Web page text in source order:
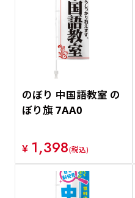
のぼり 中国語教室 の
ぼり旗 7AA0
¥ 1,398(税込)